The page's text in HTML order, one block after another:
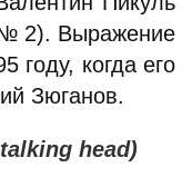
2). Выражение
году, когда его
Зюганов.
head)